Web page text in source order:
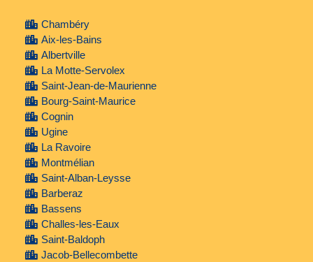
Chambéry
Aix-les-Bains
Albertville
La Motte-Servolex
Saint-Jean-de-Maurienne
Bourg-Saint-Maurice
Cognin
Ugine
La Ravoire
Montmélian
Saint-Alban-Leysse
Barberaz
Bassens
Challes-les-Eaux
Saint-Baldoph
Jacob-Bellecombette